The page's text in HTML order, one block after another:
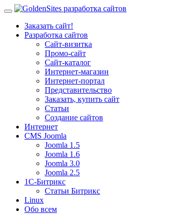
Заказать сайт!
Разработка сайтов
Сайт-визитка
Промо-сайт
Сайт-каталог
Интернет-магазин
Интернет-портал
Представительство
Заказать, купить сайт
Статьи
Создание сайтов
Интернет
CMS Joomla
Joomla 1.5
Joomla 1.6
Joomla 3.0
Joomla 2.5
1С-Битрикс
Статьи Битрикс
Linux
Обо всем